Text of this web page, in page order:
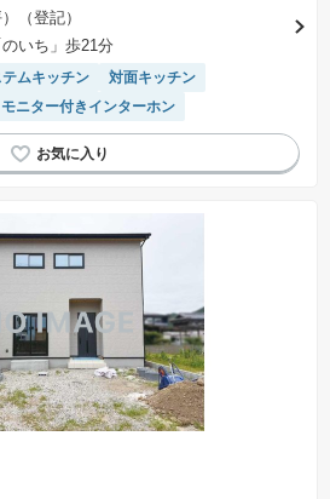
（登記）
いち」歩21分
テムキッチン
対面キッチン
モニター付きインターホン